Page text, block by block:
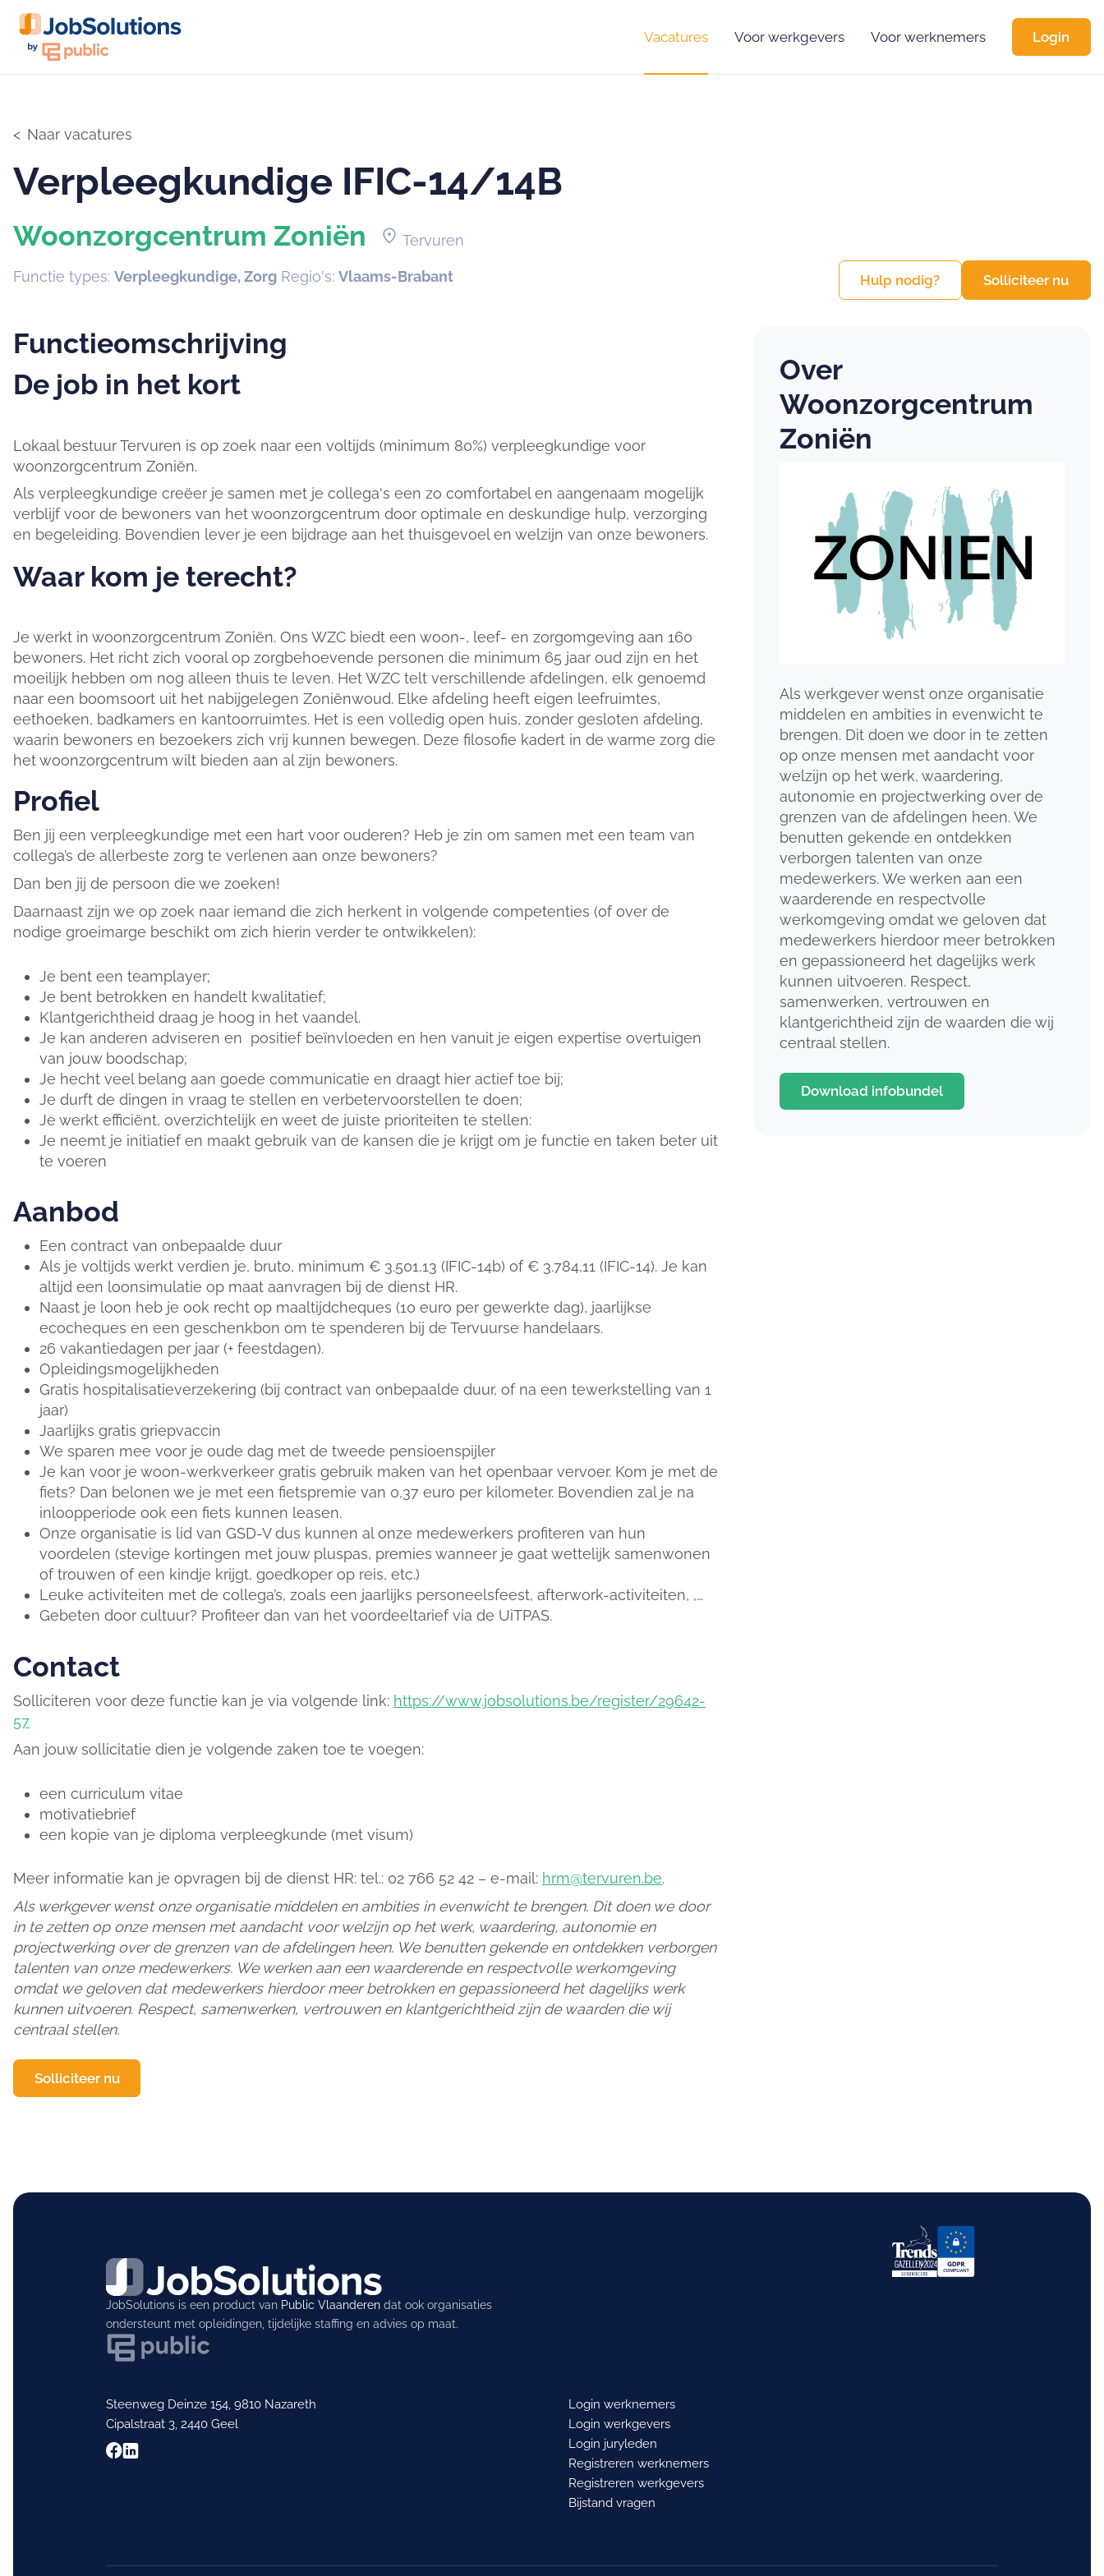
Vacatures Voor werkgevers Voor werknemers Login
Naar vacatures
Verpleegkundige IFIC-14/14B
Woonzorgcentrum Zoniën location_on Tervuren
Functie types: Verpleegkundige, Zorg Regio's: Vlaams-Brabant Hulp nodig? Solliciteer nu
Functieomschrijving
De job in het kort
Lokaal bestuur Tervuren is op zoek naar een voltijds (minimum 80%) verpleegkundige voor
woonzorgcentrum Zoniën.
Als verpleegkundige creëer je samen met je collega's een zo comfortabel en aangenaam mogelijk
verblijf voor de bewoners van het woonzorgcentrum door optimale en deskundige hulp, verzorging
en begeleiding. Bovendien lever je een bijdrage aan het thuisgevoel en welzijn van onze bewoners.
Waar kom je terecht?
Je werkt in woonzorgcentrum Zoniën. Ons WZC biedt een woon-, leef- en zorgomgeving aan 160
bewoners. Het richt zich vooral op zorgbehoevende personen die minimum 65 jaar oud zijn en het
moeilijk hebben om nog alleen thuis te leven. Het WZC telt verschillende afdelingen, elk genoemd
naar een boomsoort uit het nabijgelegen Zoniënwoud. Elke afdeling heeft eigen leefruimtes,
eethoeken, badkamers en kantoorruimtes. Het is een volledig open huis, zonder gesloten afdeling,
waarin bewoners en bezoekers zich vrij kunnen bewegen. Deze filosofie kadert in de warme zorg die
het woonzorgcentrum wilt bieden aan al zijn bewoners.
Profiel
Ben jij een verpleegkundige met een hart voor ouderen? Heb je zin om samen met een team van
collega’s de allerbeste zorg te verlenen aan onze bewoners?
Dan ben jij de persoon die we zoeken!
Daarnaast zijn we op zoek naar iemand die zich herkent in volgende competenties (of over de
nodige groeimarge beschikt om zich hierin verder te ontwikkelen):
Je bent een teamplayer;
Je bent betrokken en handelt kwalitatief;
Klantgerichtheid draag je hoog in het vaandel.
Je kan anderen adviseren en positief beïnvloeden en hen vanuit je eigen expertise overtuigen
van jouw boodschap;
Je hecht veel belang aan goede communicatie en draagt hier actief toe bij;
Je durft de dingen in vraag te stellen en verbetervoorstellen te doen;
Je werkt efficiënt, overzichtelijk en weet de juiste prioriteiten te stellen:
Je neemt je initiatief en maakt gebruik van de kansen die je krijgt om je functie en taken beter uit
te voeren
Aanbod
Een contract van onbepaalde duur
Als je voltijds werkt verdien je, bruto, minimum € 3.501,13 (IFIC-14b) of € 3.784,11 (IFIC-14). Je kan
altijd een loonsimulatie op maat aanvragen bij de dienst HR.
Naast je loon heb je ook recht op maaltijdcheques (10 euro per gewerkte dag), jaarlijkse
ecocheques en een geschenkbon om te spenderen bij de Tervuurse handelaars.
26 vakantiedagen per jaar (+ feestdagen).
Opleidingsmogelijkheden
Gratis hospitalisatieverzekering (bij contract van onbepaalde duur, of na een tewerkstelling van 1
jaar)
Jaarlijks gratis griepvaccin
We sparen mee voor je oude dag met de tweede pensioenspijler
Je kan voor je woon-werkverkeer gratis gebruik maken van het openbaar vervoer. Kom je met de
fiets? Dan belonen we je met een fietspremie van 0,37 euro per kilometer. Bovendien zal je na
inloopperiode ook een fiets kunnen leasen.
Onze organisatie is lid van GSD-V dus kunnen al onze medewerkers profiteren van hun
voordelen (stevige kortingen met jouw pluspas, premies wanneer je gaat wettelijk samenwonen
of trouwen of een kindje krijgt, goedkoper op reis, etc.)
Leuke activiteiten met de collega’s, zoals een jaarlijks personeelsfeest, afterwork-activiteiten, ,…
Gebeten door cultuur? Profiteer dan van het voordeeltarief via de UiTPAS.
Contact
Solliciteren voor deze functie kan je via volgende link: https://www.jobsolutions.be/register/29642-
57
Aan jouw sollicitatie dien je volgende zaken toe te voegen:
een curriculum vitae
motivatiebrief
een kopie van je diploma verpleegkunde (met visum)
Meer informatie kan je opvragen bij de dienst HR: tel.: 02 766 52 42 – e-mail: hrm@tervuren.be.
Als werkgever wenst onze organisatie middelen en ambities in evenwicht te brengen. Dit doen we door
in te zetten op onze mensen met aandacht voor welzijn op het werk, waardering, autonomie en
projectwerking over de grenzen van de afdelingen heen. We benutten gekende en ontdekken verborgen
talenten van onze medewerkers. We werken aan een waarderende en respectvolle werkomgeving
omdat we geloven dat medewerkers hierdoor meer betrokken en gepassioneerd het dagelijks werk
kunnen uitvoeren. Respect, samenwerken, vertrouwen en klantgerichtheid zijn de waarden die wij
centraal stellen.
Solliciteer nu
Over
Woonzorgcentrum
Zoniën
Als werkgever wenst onze organisatie
middelen en ambities in evenwicht te
brengen. Dit doen we door in te zetten
op onze mensen met aandacht voor
welzijn op het werk, waardering,
autonomie en projectwerking over de
grenzen van de afdelingen heen. We
benutten gekende en ontdekken
verborgen talenten van onze
medewerkers. We werken aan een
waarderende en respectvolle
werkomgeving omdat we geloven dat
medewerkers hierdoor meer betrokken
en gepassioneerd het dagelijks werk
kunnen uitvoeren. Respect,
samenwerken, vertrouwen en
klantgerichtheid zijn de waarden die wij
centraal stellen.
Download infobundel
JobSolutions is een product van Public Vlaanderendat ook organisaties
ondersteunt met opleidingen, tijdelijke staffing en advies op maat.
Steenweg Deinze 154, 9810 Nazareth
Cipalstraat 3, 2440 Geel
Login werknemers
Login werkgevers
Login juryleden
Registreren werknemers
Registreren werkgevers
Bijstand vragen